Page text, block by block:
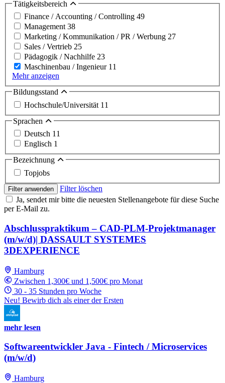
Tätigkeitsbereich
Finance / Accounting / Controlling 49
Management 38
Marketing / Kommunikation / PR / Werbung 27
Sales / Vertrieb 25
Pädagogik / Nachhilfe 23
Maschinenbau / Ingenieur 11
Mehr anzeigen
Bildungsstand
Hochschule/Universität 11
Sprachen
Deutsch 11
Englisch 1
Bezeichnung
Topjobs
Filter anwenden
Filter löschen
Ja, sendet mir bitte die neuesten Stellenangebote für diese Suche
per E-Mail zu.
Abschlusspraktikum – CAD-PLM-Projektmanager
(m/w/d)| DASSAULT SYSTEMES
3DEXPERIENCE
Hamburg
Zwischen 1,300€ und 1,500€ pro Monat
30 - 35 Stunden pro Woche
Neu! Bewirb dich als einer der Ersten
mehr lesen
Softwareentwickler Java - Fintech / Microservices
(m/w/d)
Hamburg